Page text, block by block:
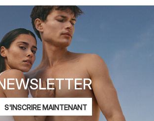
Adresse
mail
S'INSCRIRE MAINTENANT